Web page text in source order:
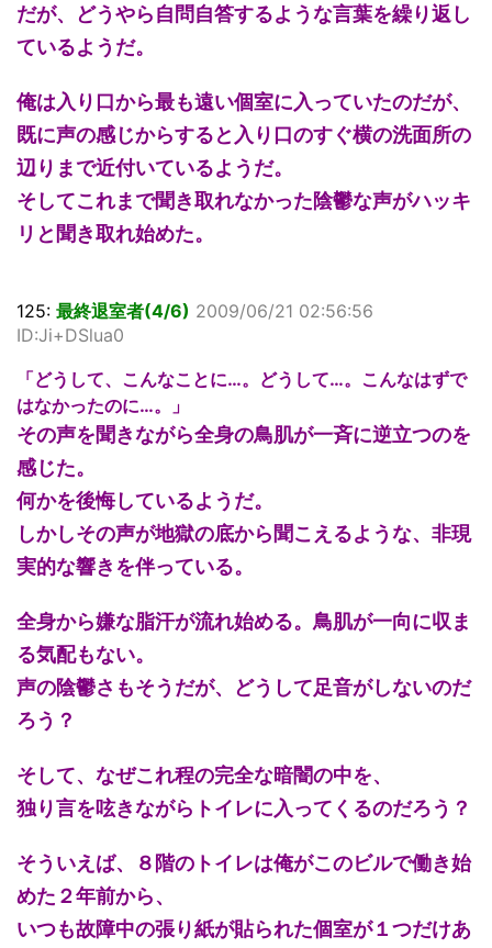
だが、どうやら自問自答するような言葉を繰り返し
ているようだ。
俺は入り口から最も遠い個室に入っていたのだが、
既に声の感じからすると入り口のすぐ横の洗面所の
辺りまで近付いているようだ。
そしてこれまで聞き取れなかった陰鬱な声がハッキ
リと聞き取れ始めた。
125: 最終退室者(4/6) 2009/06/21 02:56:56
ID:Ji+DSlua0
「どうして、こんなことに…。どうして…。こんなはずで
はなかったのに…。」
その声を聞きながら全身の鳥肌が一斉に逆立つのを
感じた。
何かを後悔しているようだ。
しかしその声が地獄の底から聞こえるような、非現
実的な響きを伴っている。
全身から嫌な脂汗が流れ始める。鳥肌が一向に収ま
る気配もない。
声の陰鬱さもそうだが、どうして足音がしないのだ
ろう？
そして、なぜこれ程の完全な暗闇の中を、
独り言を呟きながらトイレに入ってくるのだろう？
そういえば、８階のトイレは俺がこのビルで働き始
めた２年前から、
いつも故障中の張り紙が貼られた個室が１つだけあ